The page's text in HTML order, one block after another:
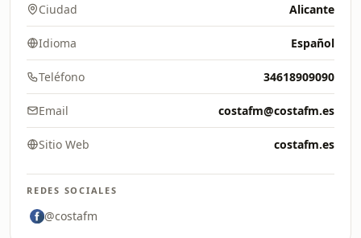
Ciudad Alicante
Idioma Español
Teléfono 34618909090
Email costafm@costafm.es
Sitio Web costafm.es
REDES SOCIALES
@costafm